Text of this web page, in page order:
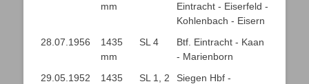
mm
Eintracht - Eiserfeld -
Kohlenbach - Eisern
28.07.1956
1435
mm
SL 4
Btf. Eintracht - Kaan
- Marienborn
29.05.1952
1435
SL 1, 2
Siegen Hbf -